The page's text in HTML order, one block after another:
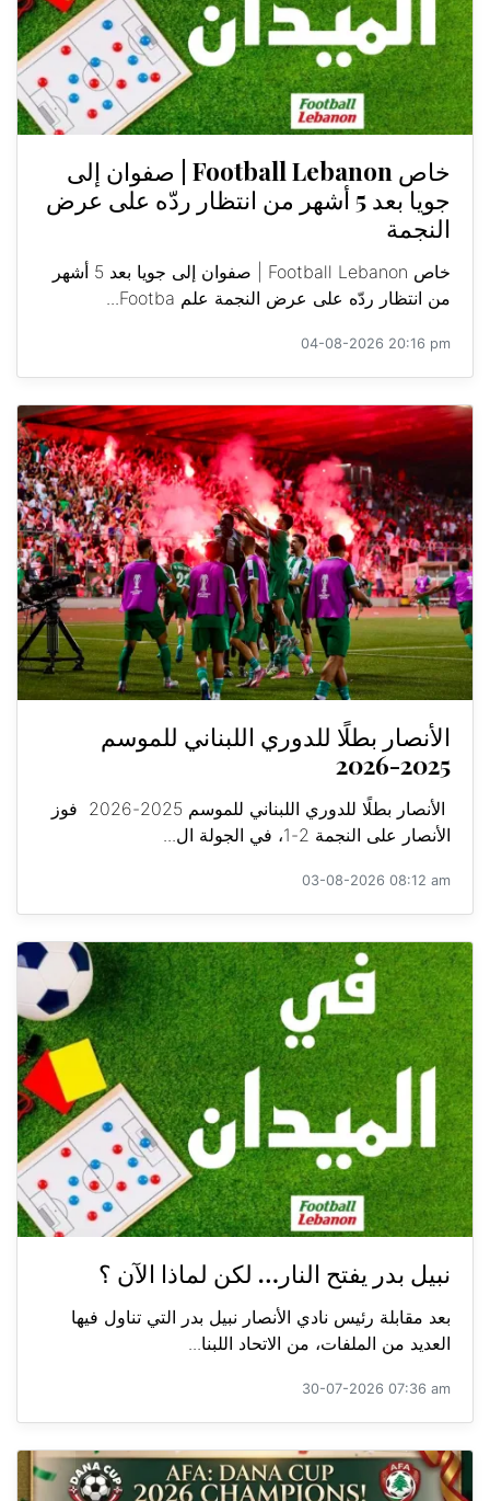
خاص Football Lebanon | صفوان إلى
جويا بعد 5 أشهر من انتظار ردّه على عرض
النجمة
خاص Football Lebanon | صفوان إلى جويا بعد 5 أشهر
من انتظار ردّه على عرض النجمة علم Footba...
04-08-2026 20:16 pm
الأنصار بطلًا للدوري اللبناني للموسم
2025-2026
الأنصار بطلًا للدوري اللبناني للموسم 2025-2026 فوز
الأنصار على النجمة 2-1، في الجولة ال...
03-08-2026 08:12 am
نبيل بدر يفتح النار… لكن لماذا الآن ؟
بعد مقابلة رئيس نادي الأنصار نبيل بدر التي تناول فيها
العديد من الملفات، من الاتحاد اللبنا...
30-07-2026 07:36 am